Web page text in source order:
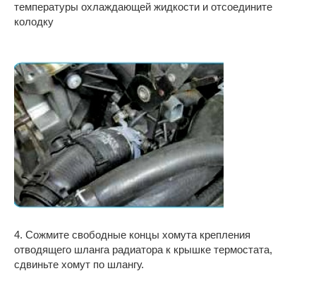
температуры охлаждающей жидкости и отсоедините
колодку
4. Сожмите свободные концы хомута крепления
отводящего шланга радиатора к крышке термостата,
сдвиньте хомут по шлангу.